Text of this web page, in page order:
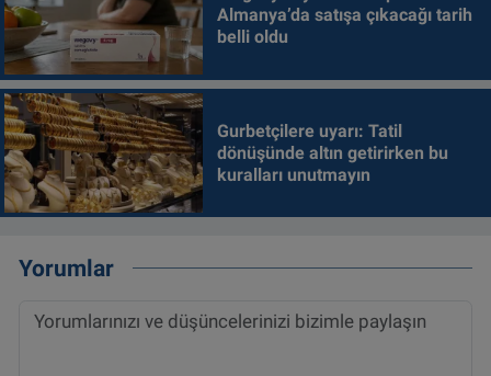
Almanya’da satışa çıkacağı tarih
belli oldu
Gurbetçilere uyarı: Tatil
dönüşünde altın getirirken bu
kuralları unutmayın
Yorumlar